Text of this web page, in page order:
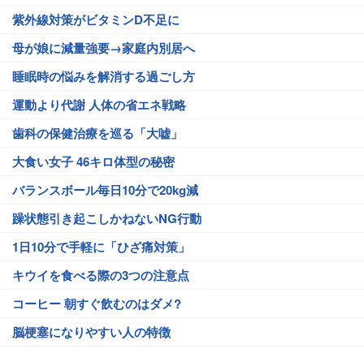
紫外線対策がビタミンD不足に
母が娘に減量強要→家庭内別居へ
睡眠時の悩みを解消する過ごし方
運動より代謝 人体の省エネ戦略
歯科の保健治療を巡る「大嘘」
大食い女子 46キロ体型の秘密
バランスボール毎日10分で20kg減
躁状態引き起こしかねないNG行動
1日10分で手軽に「ひざ痛対策」
キウイを食べる際の3つの注意点
コーヒー 朝すぐ飲むのはダメ?
脳梗塞になりやすい人の特徴